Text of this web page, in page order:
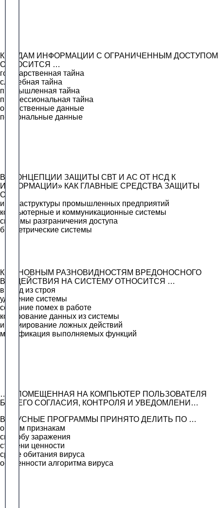
К ВИДАМ ИНФОРМАЦИИ С ОГРАНИЧЕННЫМ ДОСТУПОМ
ОТНОСИТСЯ …
государственная тайна
служебная тайна
промышленная тайна
профессиональная тайна
общественные данные
персональные данные
В «КОНЦЕПЦИИ ЗАЩИТЫ СВТ И АС ОТ НСД К
ИНФОРМАЦИИ» КАК ГЛАВНЫЕ СРЕДСТВА ЗАЩИТЫ
ОТ…
инфраструктуры промышленных предприятий
компьютерные и коммуникационные системы
системы разграничения доступа
биометрические системы
К ОСНОВНЫМ РАЗНОВИДНОСТЯМ ВРЕДОНОСНОГО
ВОЗДЕЙСТВИЯ НА СИСТЕМУ ОТНОСИТСЯ …
вывод из строя
удаление системы
создание помех в работе
копирование данных из системы
инициирование ложных действий
модификация выполняемых функций
… – ПОМЕЩЕННАЯ НА КОМПЬЮТЕР ПОЛЬЗОВАТЕЛЯ
БЕЗ ЕГО СОГЛАСИЯ, КОНТРОЛЯ И УВЕДОМЛЕНИ…
ВИРУСНЫЕ ПРОГРАММЫ ПРИНЯТО ДЕЛИТЬ ПО …
общим признакам
способу заражения
степени ценности
среде обитания вируса
особенности алгоритма вируса